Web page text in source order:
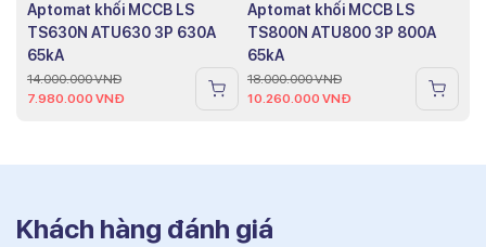
Aptomat khối MCCB LS
TS630N ATU630 3P 630A
65kA
14.000.000VNĐ
7.980.000 VNĐ
Aptomat khối MCCB LS
TS800N ATU800 3P 800A
65kA
18.000.000VNĐ
10.260.000 VNĐ
Khách hàng đánh giá